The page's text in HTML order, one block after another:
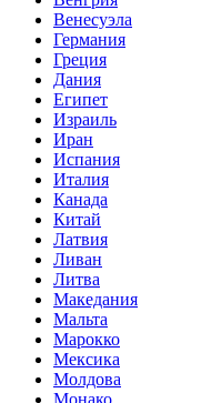
Венесуэла
Германия
Греция
Дания
Египет
Израиль
Иран
Испания
Италия
Канада
Китай
Латвия
Ливан
Литва
Македания
Мальта
Марокко
Мексика
Молдова